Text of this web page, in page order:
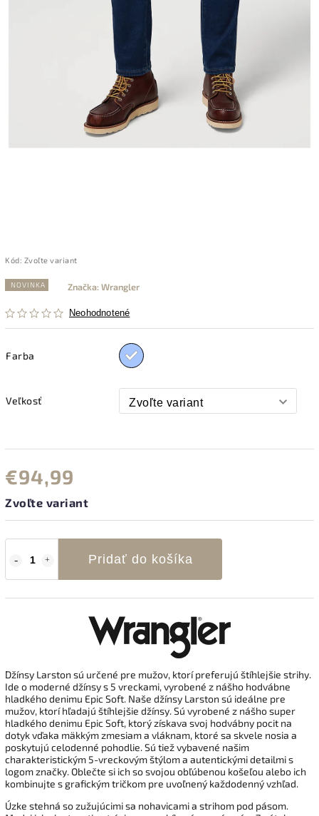
Kód: Zvoľte variant
NOVINKA
Neohodnotené
Značka:Wrangler
Farba
Veľkosť
€94,99
Zvoľte variant
Pridať do košíka
Džínsy Larston sú určené pre mužov, ktorí preferujú štíhlejšie strihy.
Ide o moderné džínsy s 5 vreckami, vyrobené z nášho hodvábne
hladkého denimu Epic Soft. Naše džínsy Larston sú ideálne pre
mužov, ktorí hľadajú štíhlejšie džínsy. Sú vyrobené z nášho super
hladkého denimu Epic Soft, ktorý získava svoj hodvábny pocit na
dotyk vďaka mäkkým zmesiam a vláknam, ktoré sa skvele nosia a
poskytujú celodenné pohodlie. Sú tiež vybavené našim
charakteristickým 5-vreckovým štýlom a autentickými detailmi s
logom značky. Oblečte si ich so svojou obľúbenou košeľou alebo ich
kombinujte s grafickým tričkom pre uvoľnený každodenný vzhľad.
Úzke stehná so zužujúcimi sa nohavicami a strihom pod pásom.